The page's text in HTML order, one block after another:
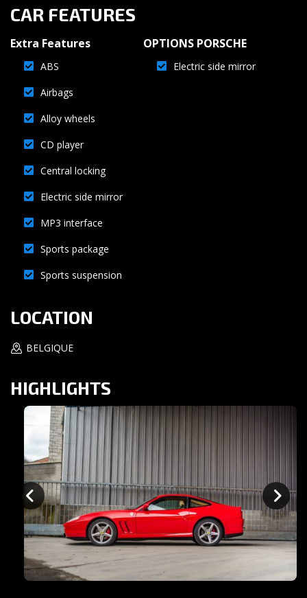
CAR FEATURES
Extra Features
ABS
Airbags
Alloy wheels
CD player
Central locking
Electric side mirror
MP3 interface
Sports package
Sports suspension
OPTIONS PORSCHE
Electric side mirror
LOCATION
BELGIQUE
HIGHLIGHTS